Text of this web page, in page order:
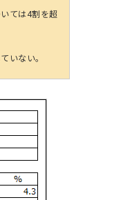
ては4割を超
いない。